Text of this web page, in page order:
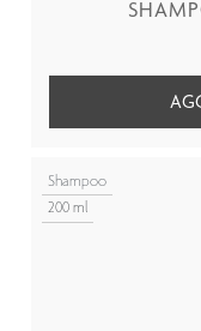
Shampoo
200 ml